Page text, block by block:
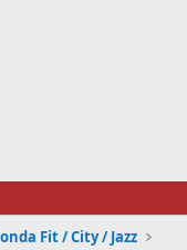
Fit / City / Jazz